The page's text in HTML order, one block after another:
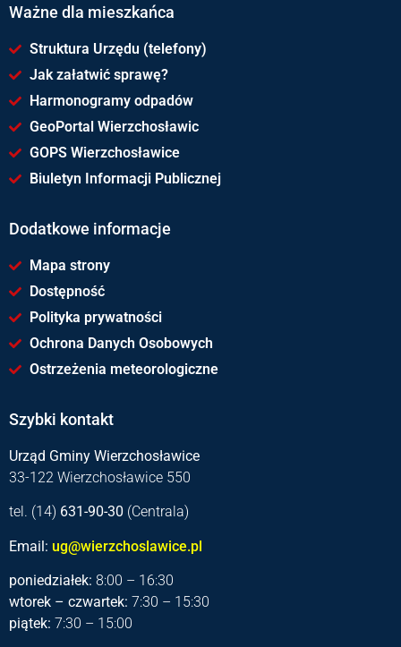
Ważne dla mieszkańca
Struktura Urzędu (telefony)
Jak załatwić sprawę?
Harmonogramy odpadów
GeoPortal Wierzchosławic
GOPS Wierzchosławice
Biuletyn Informacji Publicznej
Dodatkowe informacje
Mapa strony
Dostępność
Polityka prywatności
Ochrona Danych Osobowych
Ostrzeżenia meteorologiczne
Szybki kontakt
Urząd Gminy Wierzchosławice
33-122 Wierzchosławice 550
tel. (14) 631-90-30 (Centrala)
Email: ug@wierzchoslawice.pl
poniedziałek: 8:00 – 16:30
wtorek – czwartek: 7:30 – 15:30
piątek: 7:30 – 15:00